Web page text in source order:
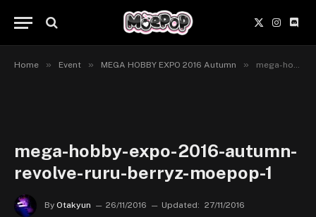
X
(Twitter)
Home » Event » MEGA HOBBY EXPO 2016 Autumn » mega-hobby-expo-2016-autumn-revolve-ruru-berryz-moepop-1
mega-hobby-expo-2016-autumn-
revolve-ruru-berryz-moepop-1
By Otakyun 26/11/2016 Updated: 27/11/2016